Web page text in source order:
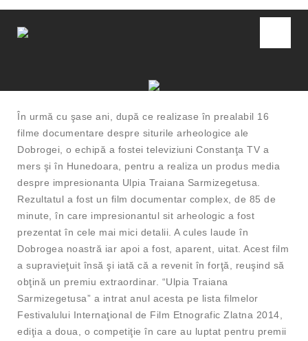
În urmă cu şase ani, după ce realizase în prealabil 16
filme documentare despre siturile arheologice ale
Dobrogei, o echipă a fostei televiziuni Constanţa TV a
mers şi în Hunedoara, pentru a realiza un produs media
despre impresionanta Ulpia Traiana Sarmizegetusa.
Rezultatul a fost un film documentar complex, de 85 de
minute, în care impresionantul sit arheologic a fost
prezentat în cele mai mici detalii. A cules laude în
Dobrogea noastră iar apoi a fost, aparent, uitat. Acest film
a supravieţuit însă şi iată că a revenit în forţă, reuşind să
obţină un premiu extraordinar. “Ulpia Traiana
Sarmizegetusa” a intrat anul acesta pe lista filmelor
Festivalului Internaţional de Film Etnografic Zlatna 2014,
ediţia a doua, o competiţie în care au luptat pentru premii